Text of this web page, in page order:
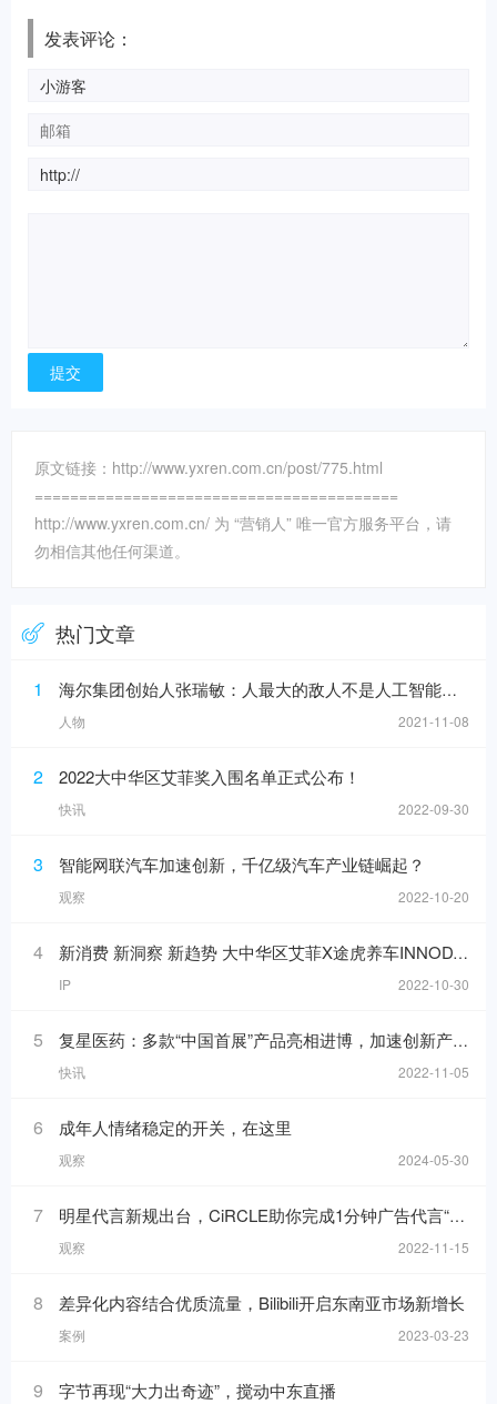
发表评论：
原文链接：http://www.yxren.com.cn/post/775.html
=========================================
http://www.yxren.com.cn/ 为 “营销人” 唯一官方服务平台，请
勿相信其他任何渠道。
热门文章
1 海尔集团创始人张瑞敏：人最大的敌人不是人工智能，而是科层制
人物 2021-11-08
2 2022大中华区艾菲奖入围名单正式公布！
快讯 2022-09-30
3 智能网联汽车加速创新，千亿级汽车产业链崛起？
观察 2022-10-20
4 新消费 新洞察 新趋势 大中华区艾菲X途虎养车INNODAY圆满举办！
IP 2022-10-30
5 复星医药：多款“中国首展”产品亮相进博，加速创新产品落地
快讯 2022-11-05
6 成年人情绪稳定的开关，在这里
观察 2024-05-30
7 明星代言新规出台，CiRCLE助你完成1分钟广告代言“健康自检”
观察 2022-11-15
8 差异化内容结合优质流量，Bilibili开启东南亚市场新增长
案例 2023-03-23
9 字节再现“大力出奇迹”，搅动中东直播